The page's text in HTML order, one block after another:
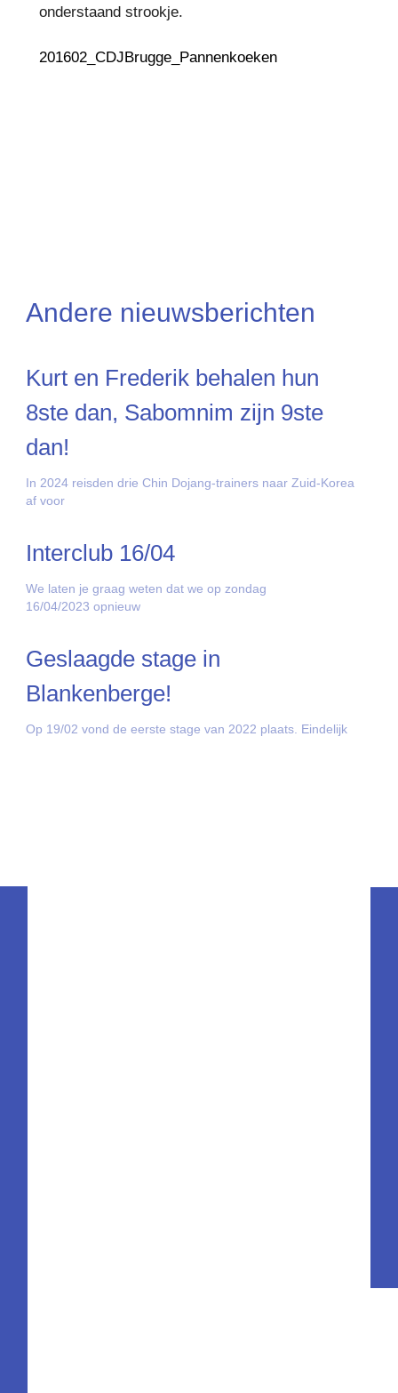
onderstaand strookje.
201602_CDJBrugge_Pannenkoeken
Andere nieuwsberichten
Kurt en Frederik behalen hun
8ste dan, Sabomnim zijn 9ste
dan!
In 2024 reisden drie Chin Dojang-trainers naar Zuid-Korea
af voor
Interclub 16/04
We laten je graag weten dat we op zondag
16/04/2023 opnieuw
Geslaagde stage in
Blankenberge!
Op 19/02 vond de eerste stage van 2022 plaats. Eindelijk